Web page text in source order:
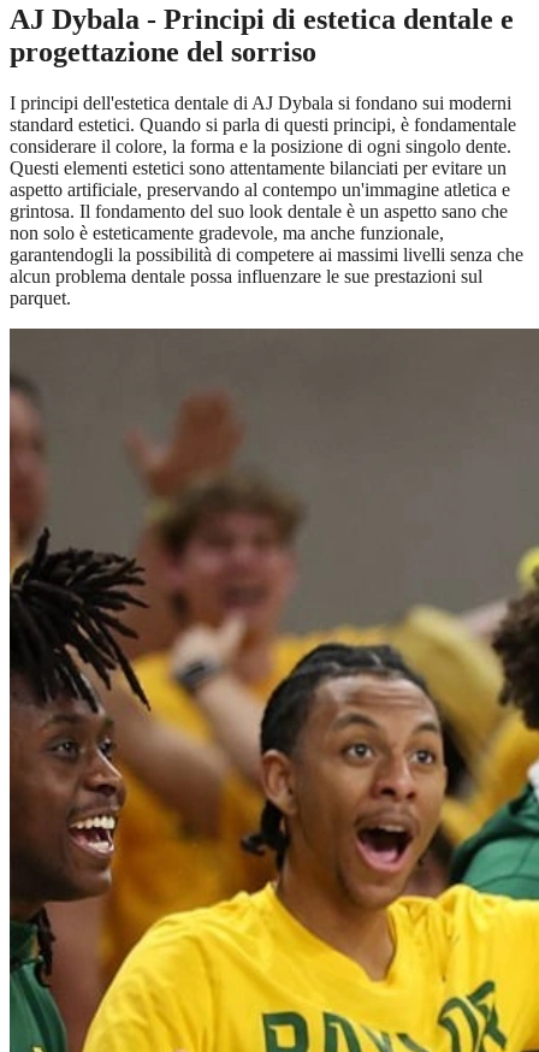
AJ Dybala - Principi di estetica dentale e
progettazione del sorriso
I principi dell'estetica dentale di AJ Dybala si fondano sui moderni
standard estetici. Quando si parla di questi principi, è fondamentale
considerare il colore, la forma e la posizione di ogni singolo dente.
Questi elementi estetici sono attentamente bilanciati per evitare un
aspetto artificiale, preservando al contempo un'immagine atletica e
grintosa. Il fondamento del suo look dentale è un aspetto sano che
non solo è esteticamente gradevole, ma anche funzionale,
garantendogli la possibilità di competere ai massimi livelli senza che
alcun problema dentale possa influenzare le sue prestazioni sul
parquet.